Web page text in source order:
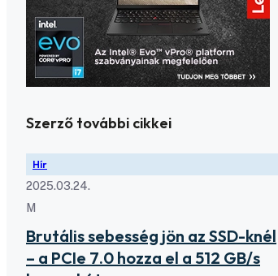
Szerző további cikkei
Hír
2025.03.24.
M
Brutális sebesség jön az SSD-knél
– a PCIe 7.0 hozza el a 512 GB/s